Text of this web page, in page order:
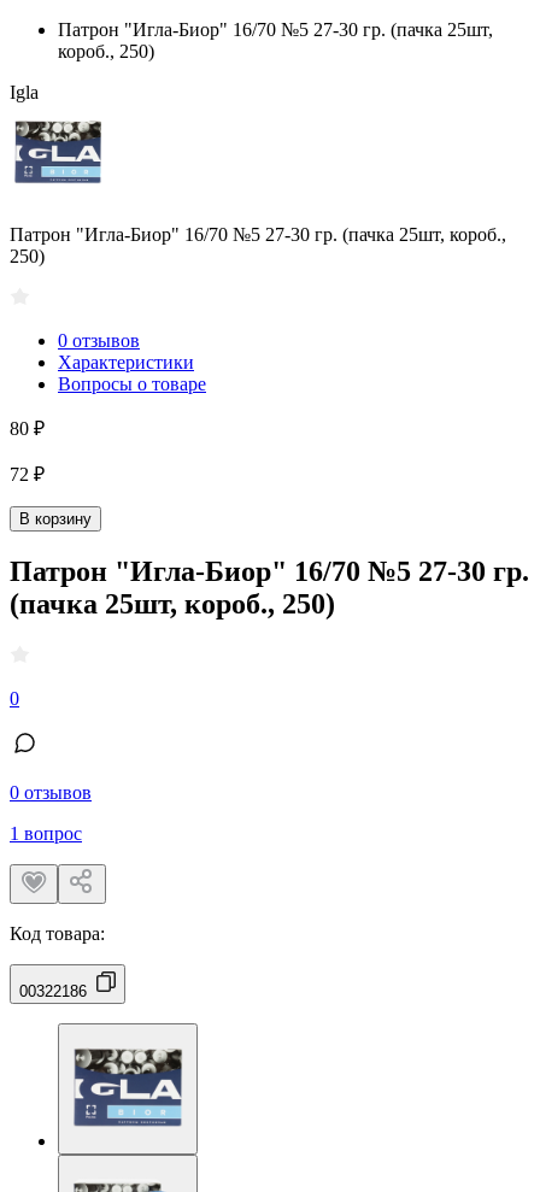
Патрон "Игла-Биор" 16/70 №5 27-30 гр. (пачка 25шт,
короб., 250)
Igla
Патрон "Игла-Биор" 16/70 №5 27-30 гр. (пачка 25шт, короб.,
250)
0 отзывов
Характеристики
Вопросы о товаре
80 ₽
72 ₽
В корзину
Патрон "Игла-Биор" 16/70 №5 27-30 гр.
(пачка 25шт, короб., 250)
0
0 отзывов
1 вопрос
Код товара:
00322186